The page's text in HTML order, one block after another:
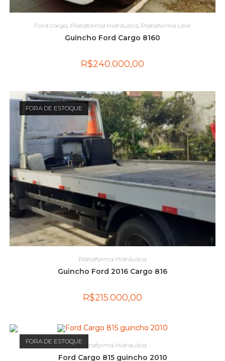
Ford cargo, Plataforma Hidráulica, Plataforma Leve
Guincho Ford Cargo 8160
R$240.000,00
FORA DE ESTOQUE
Plataforma Hidráulica
Guincho Ford 2016 Cargo 816
R$215.000,00
FORA DE ESTOQUE
Plataforma Hidráulica
Ford Cargo 815 guincho 2010